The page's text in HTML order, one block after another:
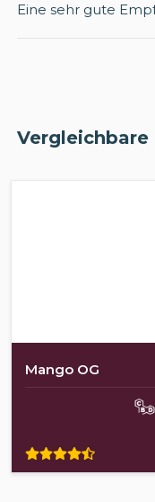
Eine sehr gute
Mango OG